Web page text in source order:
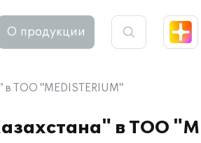
О продукции
в ТОО "MEDISTERIUM"
в ТОО